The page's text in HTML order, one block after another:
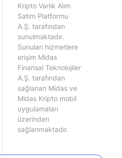
Kripto Varlık Alım
Satım Platformu
A.Ş. tarafından
sunulmaktadır.
Sunulan hizmetlere
erişim Midas
Finansal Teknolojiler
A.Ş. tarafından
sağlanan Midas ve
Midas Kripto mobil
uygulamaları
üzerinden
sağlanmaktadır.